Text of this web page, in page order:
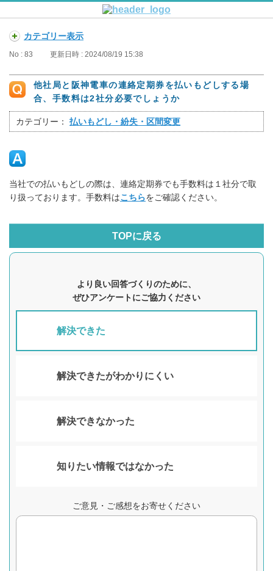
カテゴリー表示
No : 83 更新日時 : 2024/08/19 15:38
他社局と阪神電車の連絡定期券を払いもどしする場
合、手数料は2社分必要でしょうか
カテゴリー： 払いもどし・紛失・区間変更
当社での払いもどしの際は、連絡定期券でも手数料は１社分で取
り扱っております。手数料はこちらをご確認ください。
TOPに戻る
より良い回答づくりのために、
ぜひアンケートにご協力ください
解決できた
解決できたがわかりにくい
解決できなかった
知りたい情報ではなかった
ご意見・ご感想をお寄せください